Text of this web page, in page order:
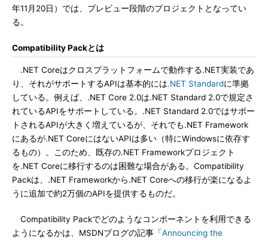
年11月20日）では、プレビュー段階のプロジェクトとなってい
る。
Compatibility Packとは
.NET Coreはクロスプラットフォームで動作する.NET実装であ
り、それがサポートするAPIは基本的には.NET Standardに準拠
している。例えば、.NET Core 2.0は.NET Standard 2.0で規定さ
れているAPIをサポートしている。.NET Standard 2.0ではサポー
トされるAPIが大きく増えているが、それでも.NET Framework
にあるが.NET CoreにはないAPIは多い（特にWindowsに依存す
るもの）。このため、既存の.NET Frameworkプロジェクト
を.NET Coreに移行するのは困難な場合がある。Compatibility
Packは、.NET Frameworkから.NET Coreへの移行が楽になるよ
うに追加で約2万個のAPIを提供するものだ。
Compatibility Packでどのようなコンポーネントを利用できる
ようになるかは、MSDNブログの記事「Announcing the